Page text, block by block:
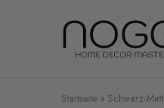
Experte
Metall
Startseite » Schwarz-Matt